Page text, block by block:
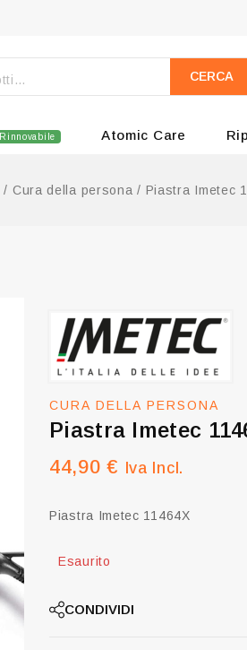
CERCA
Rinnovabile Atomic Care
/ Cura della persona / Piastra Imetec
CURA DELLA PERSONA
Piastra Imetec
44,90€ Iva Incl.
Piastra Imetec 11464X
Esaurito
CONDIVIDI